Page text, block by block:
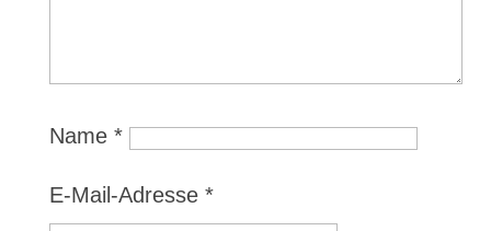
Name *
E-Mail-Adresse *